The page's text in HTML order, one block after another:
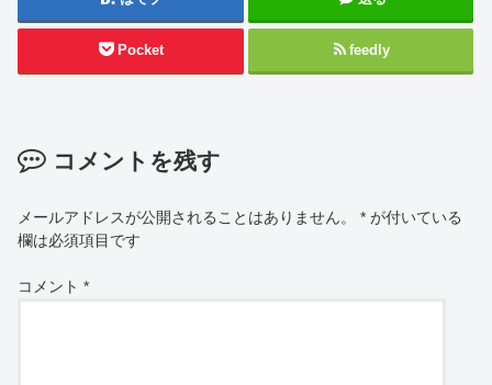
Pocket feedly
コメントを残す
メールアドレスが公開されることはありません。 * が付いている
欄は必須項目です
コメント*